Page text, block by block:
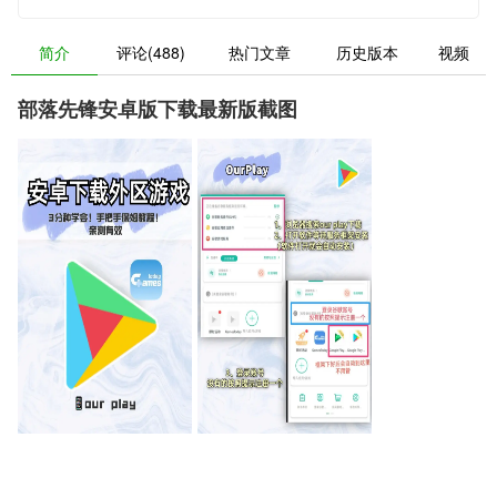
简介 评论(488) 热门文章 历史版本 视频
部落先锋安卓版下载最新版截图